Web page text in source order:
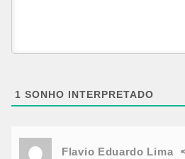
1 SONHO INTERPRETADO
Flavio Eduardo Lima